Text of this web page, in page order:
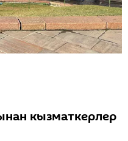
кызматкерлер